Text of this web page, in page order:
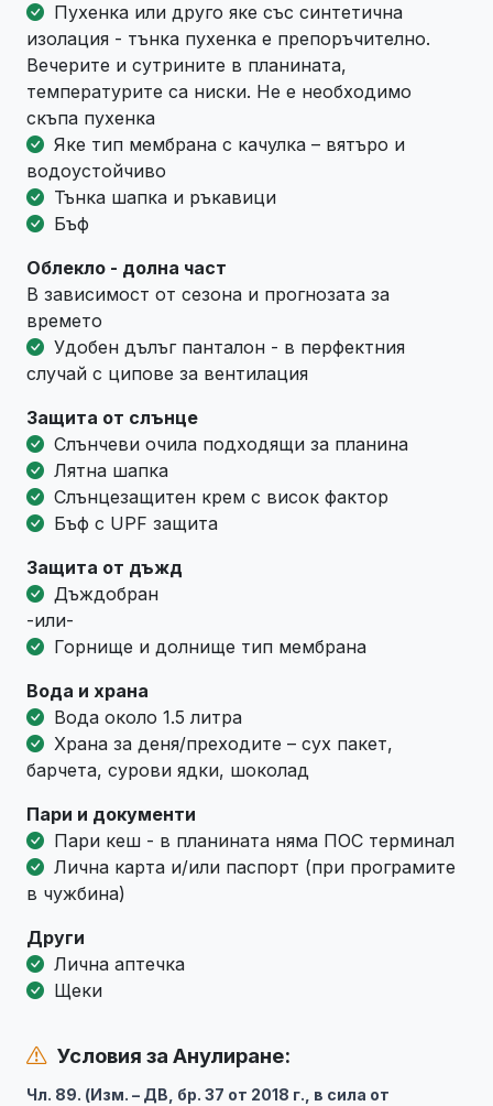
Пухенка или друго яке със синтетична
изолация - тънка пухенка е препоръчително.
Вечерите и сутрините в планината,
температурите са ниски. Не е необходимо
скъпа пухенка
Яке тип мембрана с качулка – вятъро и
водоустойчиво
Тънка шапка и ръкавици
Бъф
Облекло - долна част
В зависимост от сезона и прогнозата за
времето
Удобен дълъг панталон - в перфектния
случай с ципове за вентилация
Защита от слънце
Слънчеви очила подходящи за планина
Лятна шапка
Слънцезащитен крем с висок фактор
Бъф с UPF защита
Защита от дъжд
Дъждобран
-или-
Горнище и долнище тип мембрана
Вода и храна
Вода около 1.5 литра
Храна за деня/преходите – сух пакет,
барчета, сурови ядки, шоколад
Пари и документи
Пари кеш - в планината няма ПОС терминал
Лична карта и/или паспорт (при програмите
в чужбина)
Други
Лична аптечка
Щеки
Условия за Анулиране:
Чл. 89. (Изм. – ДВ, бр. 37 от 2018 г., в сила от